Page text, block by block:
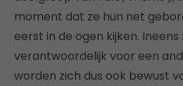
moment dat ze hun net
eerst in de ogen kijken. Ineens
verantwoordelijk voor een
worden zich dus ook bewust